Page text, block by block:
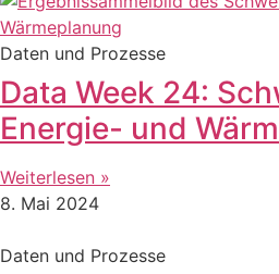
Daten und Prozesse
Data Week 24:
Energie- und
Weiterlesen »
8. Mai 2024
Daten und Prozesse